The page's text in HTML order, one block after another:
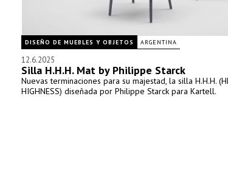
DISEÑO DE MUEBLES Y OBJETOS ARGENTINA
12.6.2025
Silla H.H.H. Mat by Philippe Starck
Nuevas terminaciones para su majestad, la silla H.H.H.
HIGHNESS) diseñada por Philippe Starck para Kartell.